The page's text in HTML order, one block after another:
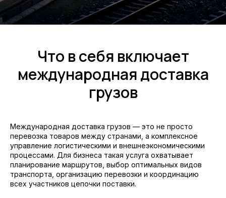
Что в себя включает
международная доставка
грузов
Международная доставка грузов — это не просто
перевозка товаров между странами, а комплексное
управление логистическими и внешнеэкономическими
процессами. Для бизнеса такая услуга охватывает
планирование маршрутов, выбор оптимальных видов
транспорта, организацию перевозки и координацию
всех участников цепочки поставки.